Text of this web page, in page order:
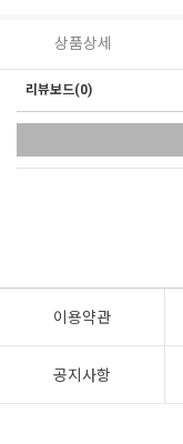
상품상세
리뷰보드(0)
이용약관
공지사항